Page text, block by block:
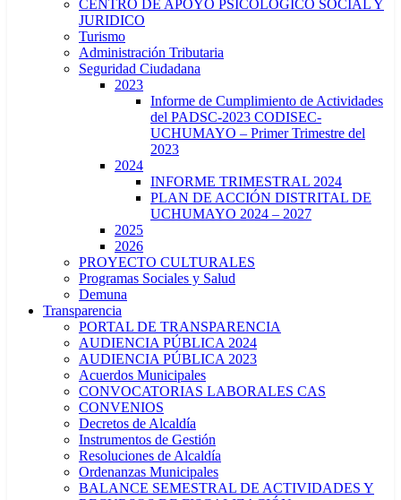
CENTRO DE APOYO PSICOLOGICO SOCIAL Y
JURIDICO
Turismo
Administración Tributaria
Seguridad Ciudadana
2023
Informe de Cumplimiento de Actividades
del PADSC-2023 CODISEC-
UCHUMAYO – Primer Trimestre del
2023
2024
INFORME TRIMESTRAL 2024
PLAN DE ACCIÓN DISTRITAL DE
UCHUMAYO 2024 – 2027
2025
2026
PROYECTO CULTURALES
Programas Sociales y Salud
Demuna
Transparencia
PORTAL DE TRANSPARENCIA
AUDIENCIA PÚBLICA 2024
AUDIENCIA PÚBLICA 2023
Acuerdos Municipales
CONVOCATORIAS LABORALES CAS
CONVENIOS
Decretos de Alcaldía
Instrumentos de Gestión
Resoluciones de Alcaldía
Ordenanzas Municipales
BALANCE SEMESTRAL DE ACTIVIDADES Y